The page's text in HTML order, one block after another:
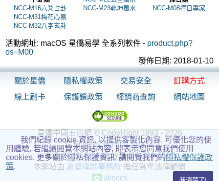
NCC-M16六爻占卦
NCC-M31梅花心易
NCC-M32八字玄卦
NCC-M23乾坤風水
NCC-M08擇日專家
活動網址: macOS 星僑易學 全系列軟件 - product.php?
os=M00
發佈日期: 2018-01-10
關於星僑 隱私權政策 交易安全
訂購方式
線上刷卡
保護鎖政策 經銷商查詢 網站地圖
星僑中國五術網 © CopyRight 1993 - 2026
信箱:service@ncc.com.tw
電話:(03)328-8833傳真:(03)328-6557
本網站由 瀛睿律師事務所 擔任常年法律顧問
@nccs
我們紀錄 cookie 資訊, 以提供客製化內容, 可優化您的使
用體驗, 若繼續閱覽本網站內容, 即表示您同意我們使用
cookies. 更多關於隱私保護資訊, 請閱覽我們的隱私權保護政
策.